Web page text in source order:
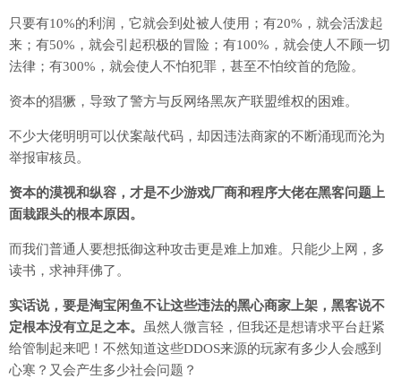
只要有10%的利润，它就会到处被人使用；有20%，就会活泼起
来；有50%，就会引起积极的冒险；有100%，就会使人不顾一切
法律；有300%，就会使人不怕犯罪，甚至不怕绞首的危险。
资本的猖獗，导致了警方与反网络黑灰产联盟维权的困难。
不少大佬明明可以伏案敲代码，却因违法商家的不断涌现而沦为
举报审核员。
资本的漠视和纵容，才是不少游戏厂商和程序大佬在黑客问题上
面栽跟头的根本原因。
而我们普通人要想抵御这种攻击更是难上加难。只能少上网，多
读书，求神拜佛了。
实话说，要是淘宝闲鱼不让这些违法的黑心商家上架，黑客说不
定根本没有立足之本。
虽然人微言轻，但我还是想请求平台赶紧
给管制起来吧！不然知道这些DDOS来源的玩家有多少人会感到
心寒？又会产生多少社会问题？